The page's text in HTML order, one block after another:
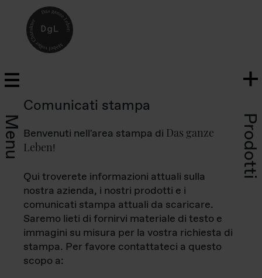
Menu Prodotti
Comunicati stampa
Benvenuti nell'area stampa di Das ganze
Leben!
Qui troverete informazioni attuali sulla
nostra azienda, i nostri prodotti e i
comunicati stampa attuali da scaricare.
Saremo lieti di fornirvi materiale di testo e
immagini su misura per la vostra richiesta di
stampa. Per favore contattateci a questo
scopo a: